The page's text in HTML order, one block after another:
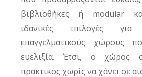
βιβλιοθήκες ή modular
ιδανικές επιλογές
επαγγελματικούς χώρους
ευελιξία. Έτσι, ο χώρος
πρακτικός χωρίς να χάνει σε